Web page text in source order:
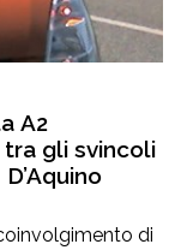
A2
tra gli svincoli
di